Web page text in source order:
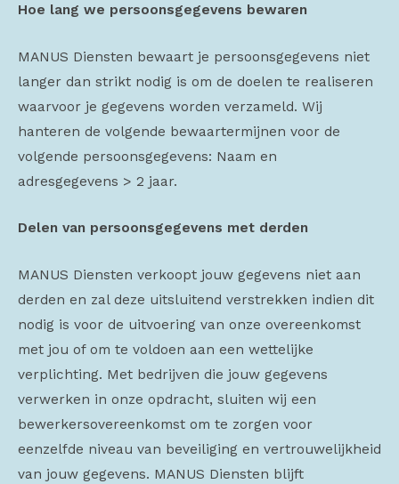
Hoe lang we persoonsgegevens bewaren
MANUS Diensten bewaart je persoonsgegevens niet
langer dan strikt nodig is om de doelen te realiseren
waarvoor je gegevens worden verzameld. Wij
hanteren de volgende bewaartermijnen voor de
volgende persoonsgegevens: Naam en
adresgegevens > 2 jaar.
Delen van persoonsgegevens met derden
MANUS Diensten verkoopt jouw gegevens niet aan
derden en zal deze uitsluitend verstrekken indien dit
nodig is voor de uitvoering van onze overeenkomst
met jou of om te voldoen aan een wettelijke
verplichting. Met bedrijven die jouw gegevens
verwerken in onze opdracht, sluiten wij een
bewerkersovereenkomst om te zorgen voor
eenzelfde niveau van beveiliging en vertrouwelijkheid
van jouw gegevens. MANUS Diensten blijft